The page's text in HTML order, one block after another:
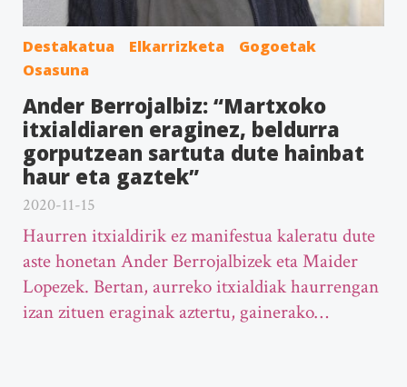
Destakatua Elkarrizketa
Gogoetak
Osasuna
Ander Berrojalbiz: “Martxoko
itxialdiaren eraginez, beldurra
gorputzean sartuta dute hainbat
haur eta gaztek”
2020-11-15
Haurren itxialdirik ez manifestua kaleratu dute
aste honetan Ander Berrojalbizek eta Maider
Lopezek. Bertan, aurreko itxialdiak haurrengan
izan zituen eraginak aztertu, gainerako…